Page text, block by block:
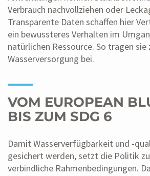
Verbrauch nachvollziehen oder
Transparente Daten schaffen hier
ein bewussteres Verhalten im
natürlichen Ressource. So tragen sie
Wasserversorgung bei.
VOM EUROPEAN
BIS ZUM SDG 6
Damit Wasserverfügbarkeit und -
gesichert werden, setzt die Politik
verbindliche Rahmenbedingungen.